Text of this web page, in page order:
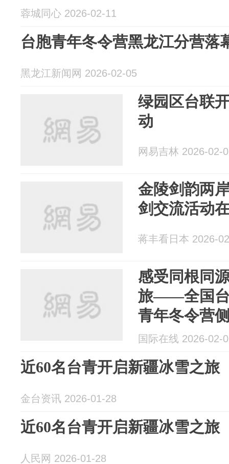
蓉城同心 2026-02-11
台胞青年冬令营黑龙江分营落
黑龙江新闻网 2026-02-05
绿园区台联
动
网易吉林 2026-02-
金陵剑韵两
剑交流活动
蒋丰看日本 2026-
感受同根同
旅——全国台
青年冬令营
国际在线 2026-02-
近60名台青开启新疆冰雪之旅
金台资讯 2026-01-28
近60名台青开启新疆冰雪之旅
人民网 2026-01-28